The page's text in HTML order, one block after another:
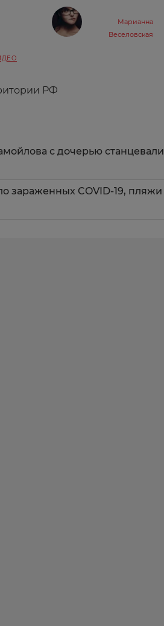
Марианна
Веселовская
РФ
с дочерью станцевали
зараженных COVID-19, пляжи